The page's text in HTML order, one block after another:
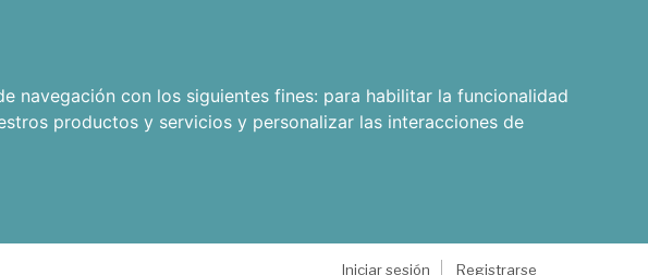
navegación con los siguientes fines: para habilitar la funcionalidad
productos y servicios y personalizar las interacciones de
Iniciar sesión
Registrarse